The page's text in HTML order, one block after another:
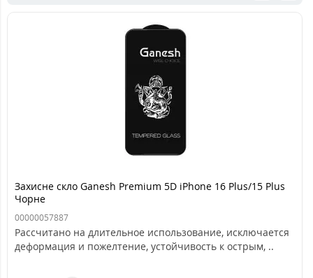
Захисне скло Ganesh Premium 5D iPhone 16 Plus/15 Plus
Чорне
00000057887
Рассчитано на длительное использование, исключается
деформация и пожелтение, устойчивость к острым, ..